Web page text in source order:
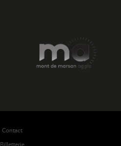
Contact
Billetterie